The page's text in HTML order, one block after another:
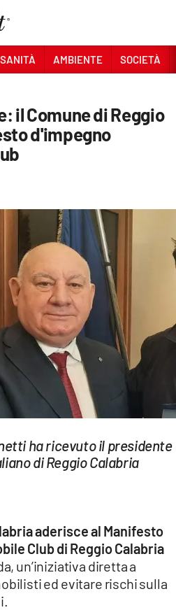
SANITÀ AMBIENTE SOCIETÀ
il Comune di Reggio
d'impegno
ha ricevuto il presidente
di Reggio Calabria
aderisce al Manifesto
Club di Reggio Calabria
un’iniziativa diretta a
ed evitare rischi sulla